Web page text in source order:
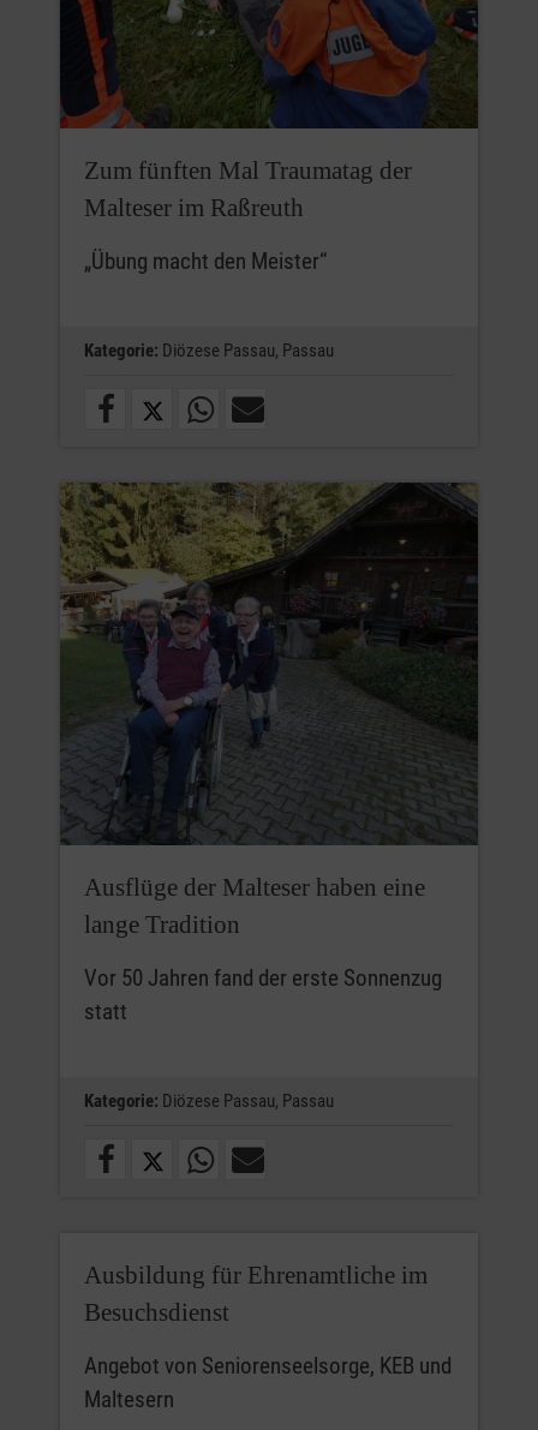
Zum fünften Mal Traumatag der
Malteser im Raßreuth
„Übung macht den Meister“
Kategorie: Diözese Passau, Passau
Ausflüge der Malteser haben eine
lange Tradition
Vor 50 Jahren fand der erste Sonnenzug
statt
Kategorie: Diözese Passau, Passau
Ausbildung für Ehrenamtliche im
Besuchsdienst
Angebot von Seniorenseelsorge, KEB und
Maltesern